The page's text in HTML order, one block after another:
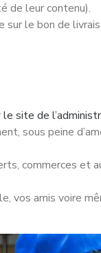
de leur contenu).
sur le bon de
le site de
sous peine
commerces et
vos amis voire